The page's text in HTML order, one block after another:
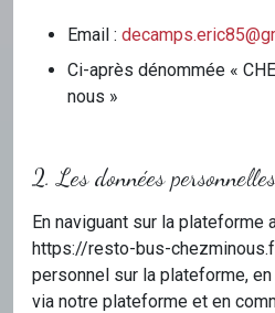
Email :
Ci-après dénommée «
nous »
2. Les données
En naviguant sur la plateforme
https://resto-bus-
personnel sur la plateforme,
via notre plateforme et en